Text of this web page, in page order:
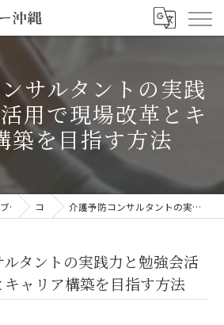
サルタントの実践
用で現場改革とキ
築を目指す方法
ブログ コラム 介護予防コンサルタントの実践力と勉強会活用で現場改革とキャリア構築を目指す方法
タントの実践力と勉強会活
ャリア構築を目指す方法